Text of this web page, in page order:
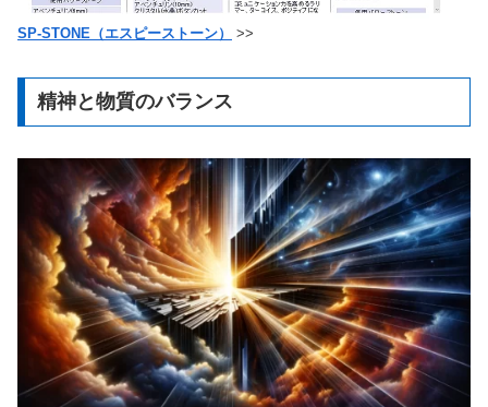
SP-STONE（エスピーストーン） >>
精神と物質のバランス